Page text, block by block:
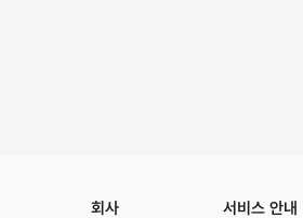
회사 서비스 안내